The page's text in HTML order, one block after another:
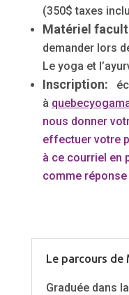
(350$ taxes
Matériel
demander lors
Le yoga et
Inscription: é
à
nous donner
effectuer votre
à ce courriel en
comme
Le parcours de
Graduée dans